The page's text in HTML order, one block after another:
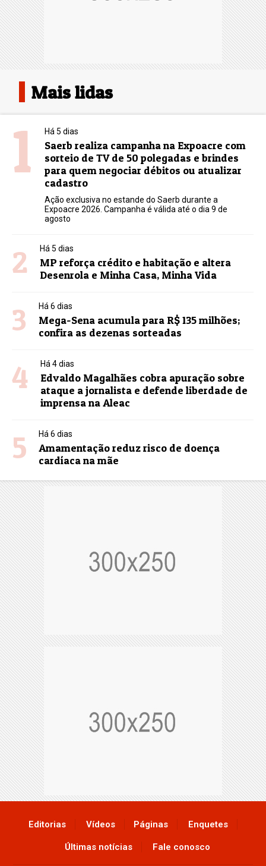
Mais lidas
1 Há 5 dias
Saerb realiza campanha na Expoacre com
sorteio de TV de 50 polegadas e brindes
para quem negociar débitos ou atualizar
cadastro
Ação exclusiva no estande do Saerb durante a
Expoacre 2026. Campanha é válida até o dia 9 de
agosto
2 Há 5 dias
MP reforça crédito e habitação e altera
Desenrola e Minha Casa, Minha Vida
3 Há 6 dias
Mega-Sena acumula para R$ 135 milhões;
confira as dezenas sorteadas
4 Há 4 dias
Edvaldo Magalhães cobra apuração sobre
ataque a jornalista e defende liberdade de
imprensa na Aleac
5 Há 6 dias
Amamentação reduz risco de doença
cardíaca na mãe
Editorias Vídeos Páginas Enquetes
Últimas notícias Fale conosco